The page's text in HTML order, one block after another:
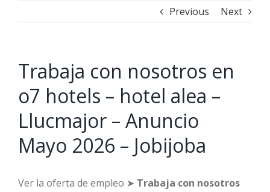
Previous Next
Trabaja con nosotros en
o7 hotels – hotel alea –
Llucmajor – Anuncio
Mayo 2026 – Jobijoba
Ver la oferta de empleo ➤ Trabaja con nosotros